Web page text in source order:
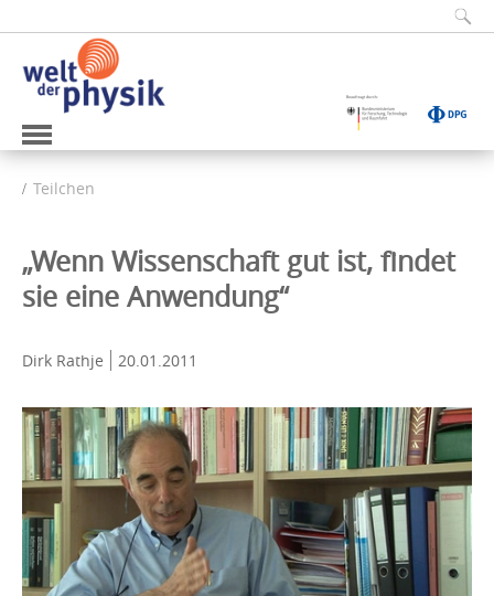
Teilchen
„Wenn Wissenschaft gut ist, findet
sie eine Anwendung“
Dirk Rathje 20.01.2011